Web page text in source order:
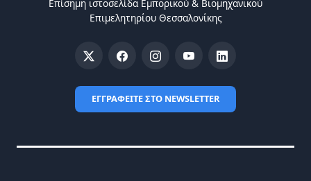
Επίσημη ιστοσελίδα Eμπορικού & Bιομηχανικού
Eπιμελητηρίου Θεσσαλονίκης
ΕΓΓΡΑΦΕΙΤΕ ΣΤΟ NEWSLETTER